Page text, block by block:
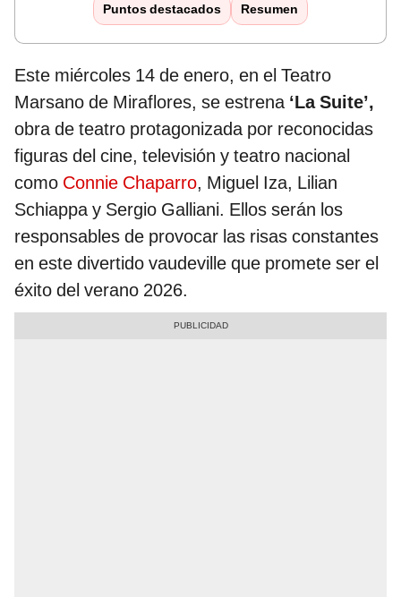
Puntos destacados Resumen
Este miércoles 14 de enero, en el Teatro
Marsano de Miraflores, se estrena‘La Suite’,
obra de teatro protagonizada por reconocidas
figuras del cine, televisión y teatro nacional
como Connie Chaparro, Miguel Iza, Lilian
Schiappa y Sergio Galliani. Ellos serán los
responsables de provocar las risas constantes
en este divertido vaudeville que promete ser el
éxito del verano 2026.